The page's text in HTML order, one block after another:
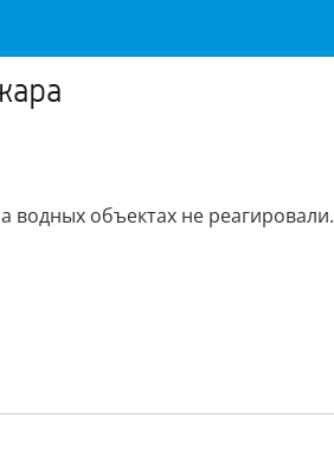
водных объектах не реагировали.